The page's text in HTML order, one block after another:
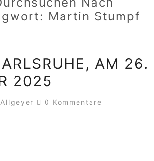
Martin Stumpf
AM 26.
2025
Kommentare
0 Kommentare